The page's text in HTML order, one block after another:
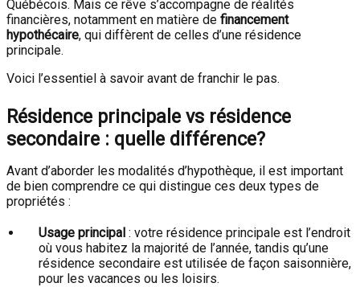
Québécois. Mais ce rêve s’accompagne de réalités
financières, notamment en matière de financement
hypothécaire, qui diffèrent de celles d’une résidence
principale.
Voici l’essentiel à savoir avant de franchir le pas.
Résidence principale vs résidence
secondaire : quelle différence?
Avant d’aborder les modalités d’hypothèque, il est important
de bien comprendre ce qui distingue ces deux types de
propriétés :
Usage principal : votre résidence principale est l’endroit
où vous habitez la majorité de l’année, tandis qu’une
résidence secondaire est utilisée de façon saisonnière,
pour les vacances ou les loisirs.